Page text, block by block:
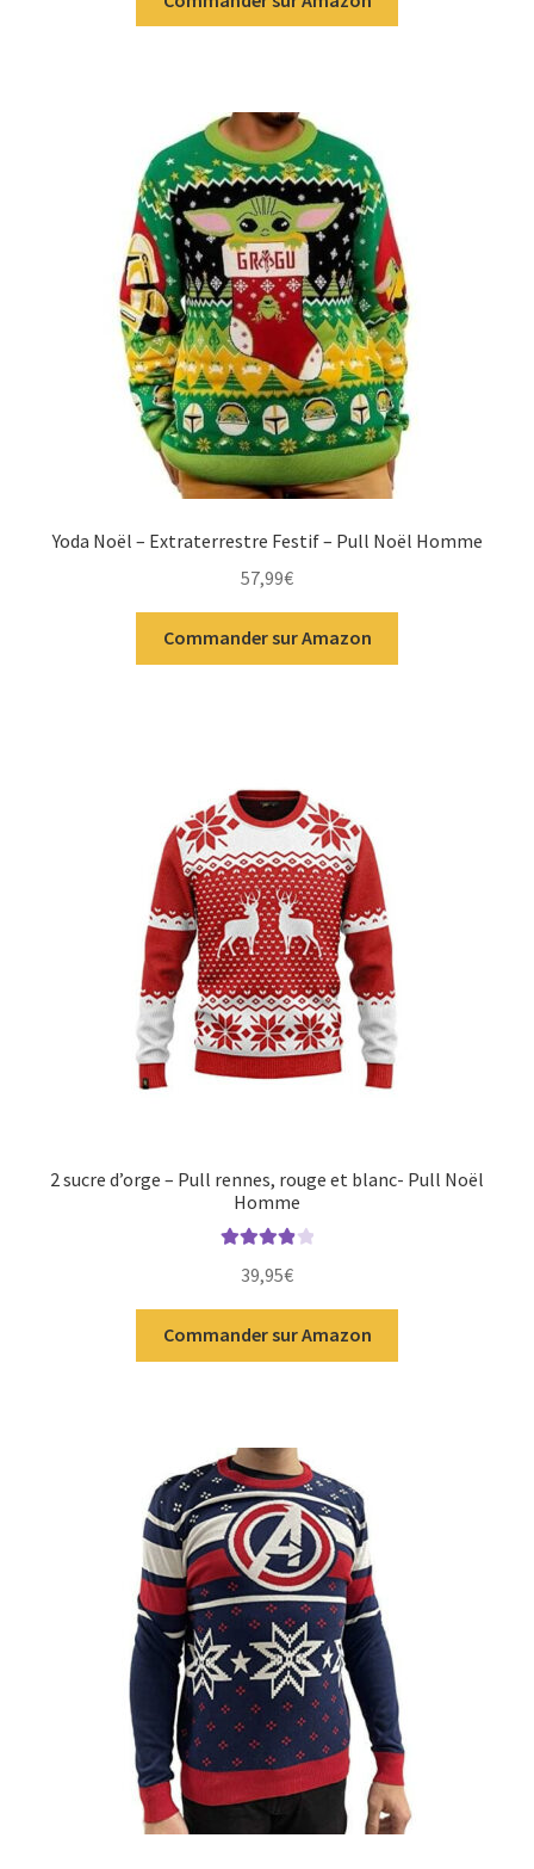
Yoda Noël – Extraterrestre Festif – Pull Noël Homme
57,99€
Commander sur Amazon
2 sucre d’orge – Pull rennes, rouge et blanc- Pull Noël
Homme
sur 5
39,95€
Commander sur Amazon